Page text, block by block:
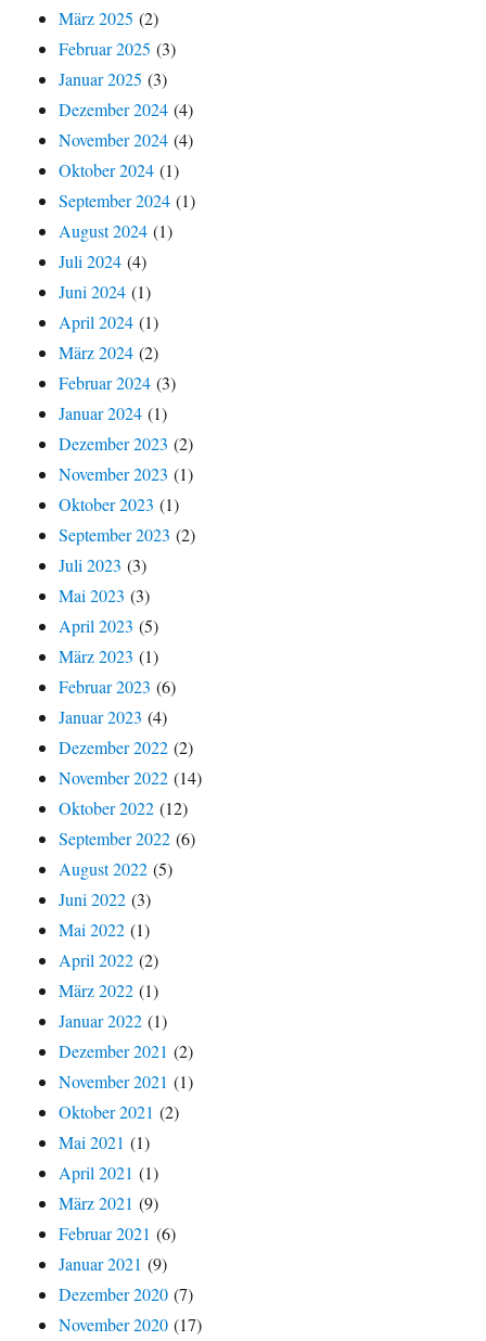
März 2025 (2)
Februar 2025 (3)
Januar 2025 (3)
Dezember 2024 (4)
November 2024 (4)
Oktober 2024 (1)
September 2024 (1)
August 2024 (1)
Juli 2024 (4)
Juni 2024 (1)
April 2024 (1)
März 2024 (2)
Februar 2024 (3)
Januar 2024 (1)
Dezember 2023 (2)
November 2023 (1)
Oktober 2023 (1)
September 2023 (2)
Juli 2023 (3)
Mai 2023 (3)
April 2023 (5)
März 2023 (1)
Februar 2023 (6)
Januar 2023 (4)
Dezember 2022 (2)
November 2022 (14)
Oktober 2022 (12)
September 2022 (6)
August 2022 (5)
Juni 2022 (3)
Mai 2022 (1)
April 2022 (2)
März 2022 (1)
Januar 2022 (1)
Dezember 2021 (2)
November 2021 (1)
Oktober 2021 (2)
Mai 2021 (1)
April 2021 (1)
März 2021 (9)
Februar 2021 (6)
Januar 2021 (9)
Dezember 2020 (7)
November 2020 (17)